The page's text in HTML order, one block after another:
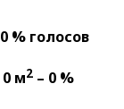
% голосов
м2 – 0 %